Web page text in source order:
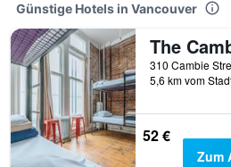
Günstige Hotels in Vancouver
5,6 km vom
52 €
Zum